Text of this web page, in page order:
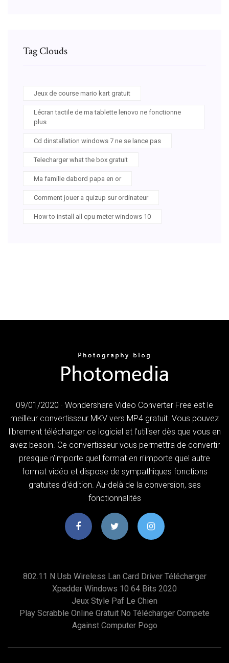
Tag Clouds
Jeux de course mario kart gratuit
Lécran tactile de ma tablette lenovo ne fonctionne
plus
Cd dinstallation windows 7 ne se lance pas
Telecharger what the box gratuit
Ma famille dabord papa en or
Comment jouer a quizup sur ordinateur
How to install all cpu meter windows 10
09/01/2020 · Wondershare Video Converter Free est le
meilleur convertisseur MKV vers MP4 gratuit. Vous pouvez
librement télécharger ce logiciel et l'utiliser dès que vous en
avez besoin. Ce convertisseur vous permettra de convertir
presque n'importe quel format en n'importe quel autre
format vidéo et dispose de sympathiques fonctions
gratuites d'édition. Au-delà de la conversion, ses
fonctionnalités
802.11 N Usb Wireless Lan Card Driver Télécharger
Xpadder Windows 10 64 Bits 2020
Jeux Style Paf Le Chien
Play Scrabble Online Gratuit No Télécharger Compete
Against Computer Pogo